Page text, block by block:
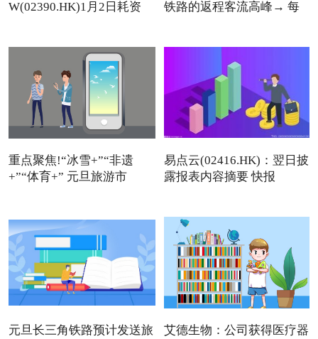
W(02390.HK)1月2日耗资
铁路的返程客流高峰→ 每
重点聚焦!“冰雪+”“非遗
+”“体育+” 元旦旅游市
易点云(02416.HK)：翌日披
露报表内容摘要 快报
元旦长三角铁路预计发送旅
艾德生物：公司获得医疗器